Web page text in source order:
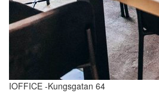
IOFFICE -Kungsgatan 64